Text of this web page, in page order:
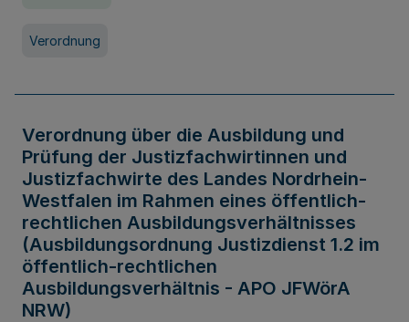
Verordnung
Verordnung über die Ausbildung und
Prüfung der Justizfachwirtinnen und
Justizfachwirte des Landes Nordrhein-
Westfalen im Rahmen eines öffentlich-
rechtlichen Ausbildungsverhältnisses
(Ausbildungsordnung Justizdienst 1.2 im
öffentlich-rechtlichen
Ausbildungsverhältnis - APO JFWörA
NRW)